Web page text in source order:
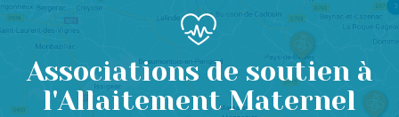
Associations de soutien à
l'Allaitement Maternel